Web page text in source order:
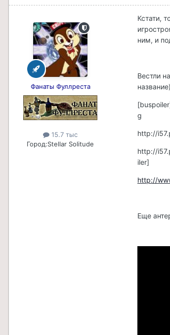
Фанаты Фуллреста
15.7 тыс
Город:Stellar Solitude
Кстати,
ним, и
Вестли
g
http://
http://
iler]
http://
Еще